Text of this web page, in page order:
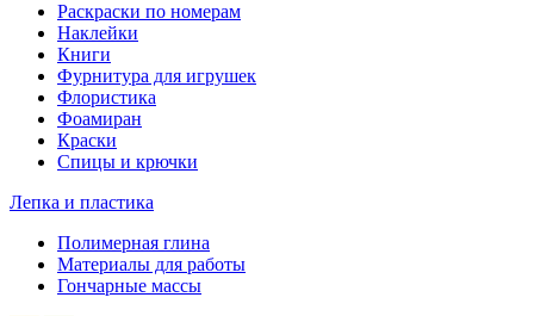
Раскраски по номерам
Наклейки
Книги
Фурнитура для игрушек
Флористика
Фоамиран
Краски
Спицы и крючки
Лепка и пластика
Полимерная глина
Материалы для работы
Гончарные массы